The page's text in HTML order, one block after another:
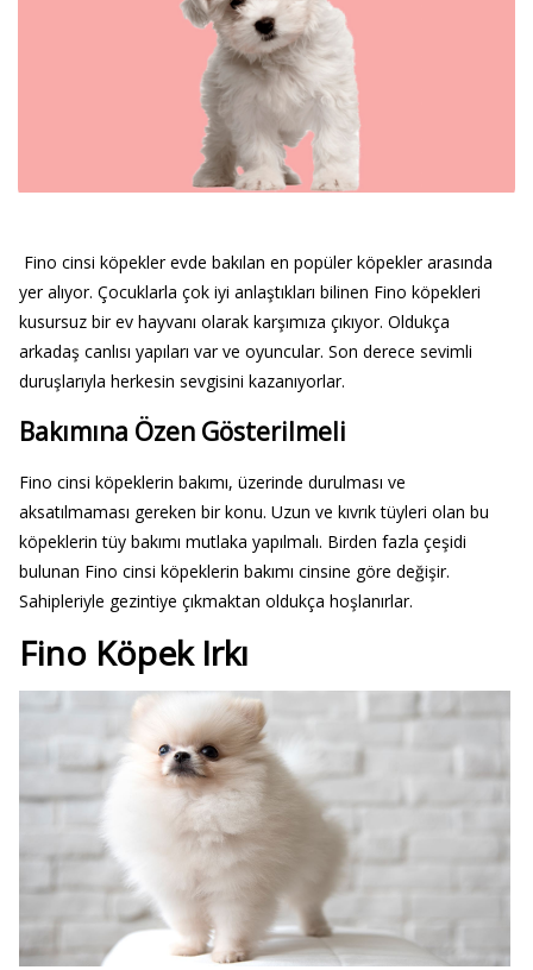
Fino cinsi köpekler evde bakılan en popüler köpekler arasında
yer alıyor. Çocuklarla çok iyi anlaştıkları bilinen Fino köpekleri
kusursuz bir ev hayvanı olarak karşımıza çıkıyor. Oldukça
arkadaş canlısı yapıları var ve oyuncular. Son derece sevimli
duruşlarıyla herkesin sevgisini kazanıyorlar.
Bakımına Özen Gösterilmeli
Fino cinsi köpeklerin bakımı, üzerinde durulması ve
aksatılmaması gereken bir konu. Uzun ve kıvrık tüyleri olan bu
köpeklerin tüy bakımı mutlaka yapılmalı. Birden fazla çeşidi
bulunan Fino cinsi köpeklerin bakımı cinsine göre değişir.
Sahipleriyle gezintiye çıkmaktan oldukça hoşlanırlar.
Fino Köpek Irkı